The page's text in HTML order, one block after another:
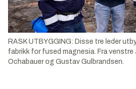
RASK UTBYGGING: Disse tre leder
fabrikk for fused magnesia. Fra venstre
Ochabauer og Gustav Gulbrandsen.